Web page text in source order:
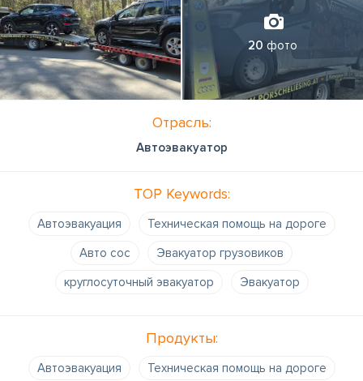
20 фото
Отрасль:
Автоэвакуатор
TOP Keywords:
Автоэвакуация
Техническая помощь на дороге
Авто сос
Эвакуатор грузовиков
круглосуточный эвакуатор
Эвакуатор
Продукты:
Автоэвакуация
Техническая помощь на дороге